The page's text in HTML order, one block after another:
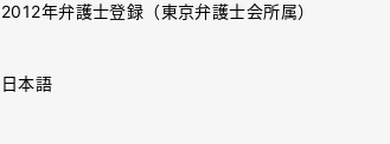
2012年弁護士登録（東京弁護士会所属）
日本語